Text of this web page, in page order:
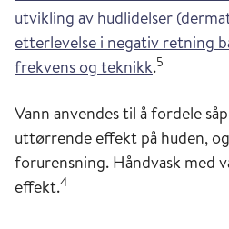
utvikling av hudlidelser
etterlevelse i negativ retning
frekvens og teknikk.5
Vann anvendes til å fordele
uttørrende effekt på huden,
forurensning. Håndvask med
effekt.4